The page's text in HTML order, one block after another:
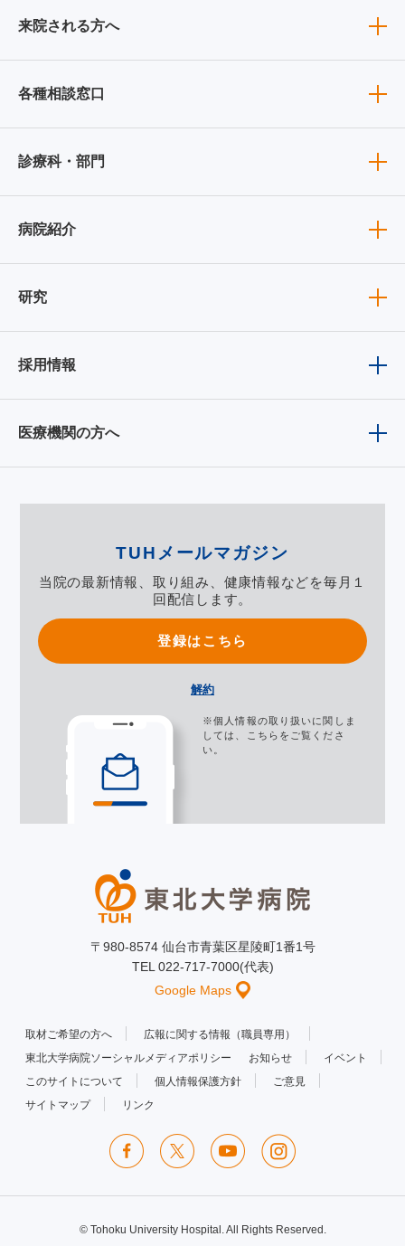
来院される方へ
各種相談窓口
診療科・部門
病院紹介
研究
採用情報
医療機関の方へ
TUHメールマガジン
当院の最新情報、取り組み、健康情報などを毎月１
回配信します。
登録はこちら
解約
※個人情報の取り扱いに関しま
しては、
こちら をご覧くださ
い。
〒980-8574 仙台市青葉区星陵町1番1号
TEL 022-717-7000(代表)
Google Maps
取材ご希望の方へ
広報に関する情報（職員専用）
東北大学病院ソーシャルメディアポリシー
お知らせ
イベント
このサイトについて
個人情報保護方針
ご意見
サイトマップ
リンク
© Tohoku University Hospital. All Rights Reserved.